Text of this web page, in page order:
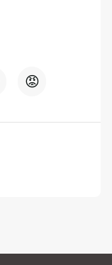
😡